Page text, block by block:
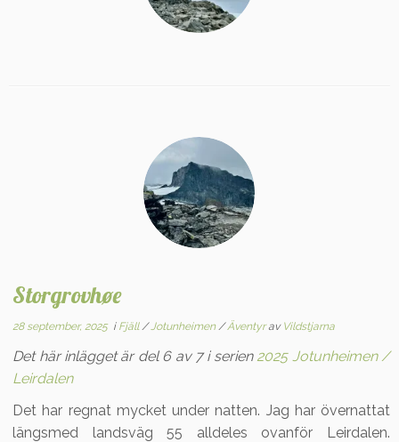
Storgrovhøe
28 september, 2025i Fjäll/Jotunheimen/Äventyrav Vildstjarna
Det här inlägget är del 6 av 7 i serien 2025 Jotunheimen /
Leirdalen
Det har regnat mycket under natten. Jag har övernattat
längsmed landsväg 55 alldeles ovanför Leirdalen.